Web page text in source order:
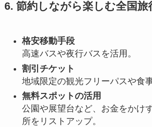
6. 節約しながら楽しむ全国旅
格安移動手段
高速バスや夜行バスを活用。
割引チケット
地域限定の観光フリーパスや食事
無料スポットの活用
公園や展望台など、お金をかけ
所をリストアップ。